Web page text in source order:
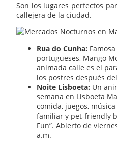
Son los lugares perfectos
callejera de la ciudad.
Rua do Cunha:
portugueses, Mango
animada calle es el
los postres después
Noite Lisboeta: Un
semana en Lisboeta
comida, juegos,
familiar y pet-friendly
Fun”. Abierto de
a.m.